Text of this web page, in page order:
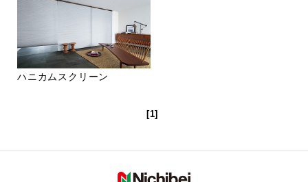
ハニカムスクリーン
[1]